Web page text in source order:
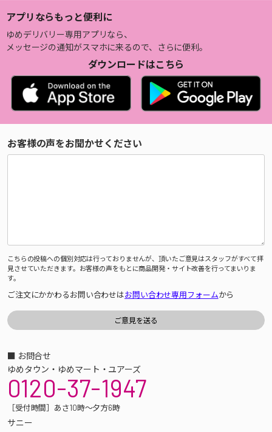
アプリならもっと便利に
ゆめデリバリー専用アプリなら、
メッセージの通知がスマホに来るので、さらに便利。
ダウンロードはこちら
お客様の声をお聞かせください
こちらの投稿への個別対応は行っておりませんが、頂いたご意見はスタッフがすべて拝
見させていただきます。お客様の声をもとに商品開発・サイト改善を行ってまいりま
す。
ご注文にかかわるお問い合わせはお問い合わせ専用フォームから
■ お問合せ
ゆめタウン・ゆめマート・ユアーズ
0120-37-1947
［受付時間］あさ10時～夕方6時
サニー